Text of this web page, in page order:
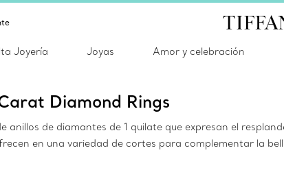
Joyería Joyas Amor y celebración
Diamond Rings
anillos de diamantes de 1 quilate que expresan el
en una variedad de cortes para complementar la